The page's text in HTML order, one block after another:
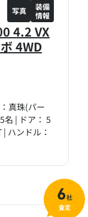
4.2 VX
4WD
真珠(パー
名 | ドア： 5
ハンドル：
写真
装備
情報
6社
査定